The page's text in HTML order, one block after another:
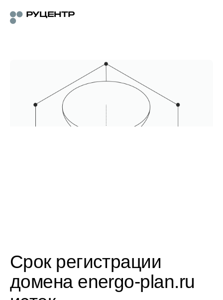
Срок регистрации
домена energo-plan.ru